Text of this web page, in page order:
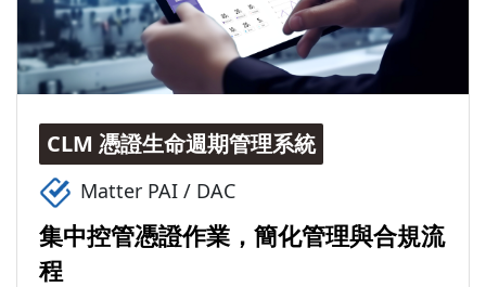
CLM 憑證生命週期管理系統
Matter PAI / DAC
集中控管憑證作業，簡化管理與合規流
程